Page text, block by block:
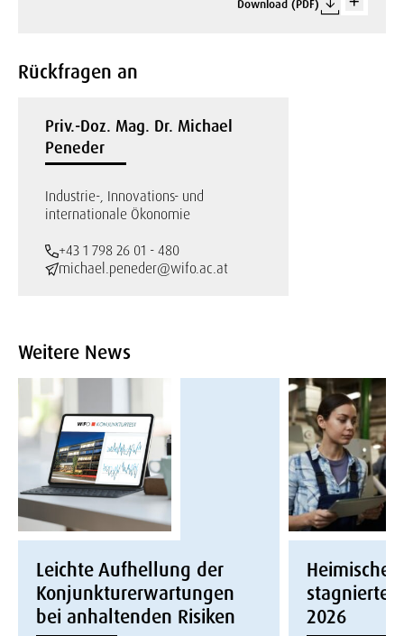
Download (PDF)
Rückfragen an
Priv.-Doz. Mag. Dr. Michael
Peneder
Industrie-, Innovations- und
internationale Ökonomie
+43 1 798 26 01 - 480
michael.peneder@wifo.ac.at
Weitere News
Leichte Aufhellung der
Konjunkturerwartungen
bei anhaltenden Risiken
Heimische
stagnierte
2026